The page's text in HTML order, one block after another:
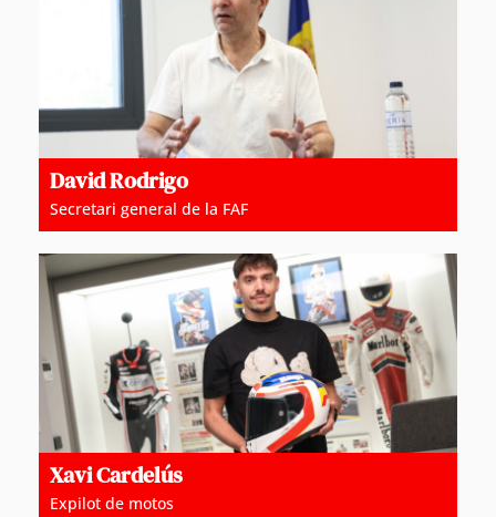
David Rodrigo
Secretari general de la FAF
Xavi Cardelús
Expilot de motos